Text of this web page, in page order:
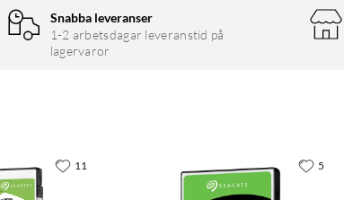
mindre ström med över
PCIe 4.0-prestanda med
Snabba leveranser
1-2 arbetsdagar leveranstid på
lagervaror
11 5